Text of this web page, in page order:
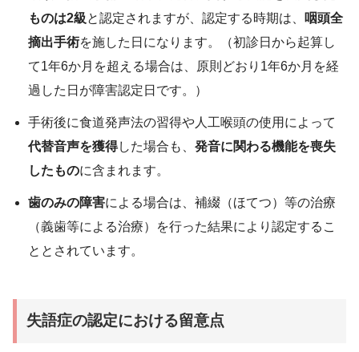
ものは2級と認定されますが、認定する時期は、
咽頭全
摘出手術を施した日になります。（初診日から起算し
て1年6か月を超える場合は、原則どおり1年6か月を経
過した日が障害認定日です。）
手術後に食道発声法の習得や人工喉頭の使用によって
代替音声を獲得した場合も、発音に関わる機能を喪失
したものに含まれます。
歯のみの障害による場合は、補綴（ほてつ）等の治療
（義歯等による治療）を行った結果により認定するこ
ととされています。
失語症の認定における留意点